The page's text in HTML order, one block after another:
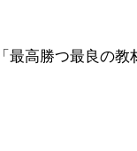
高勝つ最良の教